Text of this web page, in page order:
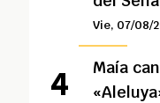
Vie, 07/08/
Maía